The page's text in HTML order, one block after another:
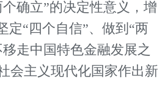
确立”的决定性意义，增
定“四个自信”、做到“两
走中国特色金融发展之
会主义现代化国家作出新